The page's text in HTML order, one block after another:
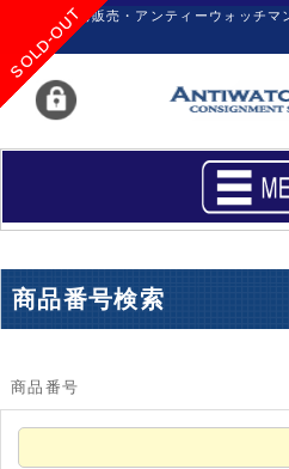
時計の委託販売・アンティーウォッチ
買いたい
商品番号検索
商品番号
SOLD-OUT
SOLD-OUT
SOLD-OUT
SOLD-OUT
SOLD-OUT
SOLD-OUT
SOLD-OUT
SOLD-OUT
SOLD-OUT
SOLD-OUT
SOLD-OUT
SOLD-OUT
SOLD-OUT
SOLD-OUT
SOLD-OUT
SOLD-OUT
SOLD-OUT
SOLD-OUT
SOLD-OUT